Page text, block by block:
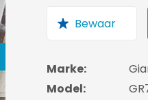
Marke:
Model: